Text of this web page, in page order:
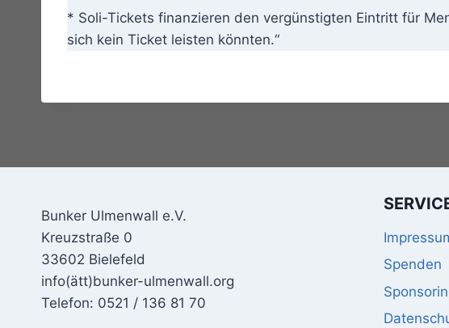
* Soli-Tickets finanzieren den vergünstigten Eintritt für
sich kein Ticket leisten könnten.“
Bunker Ulmenwall e.V.
Kreuzstraße 0
33602 Bielefeld
info(ätt)bunker-ulmenwall.org
Telefon: 0521 / 136 81 70
Spenden